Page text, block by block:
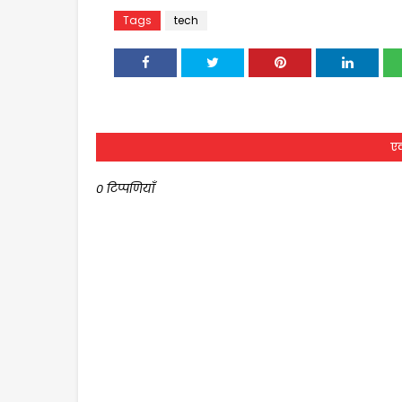
Tags tech
0 टिप्पणियाँ